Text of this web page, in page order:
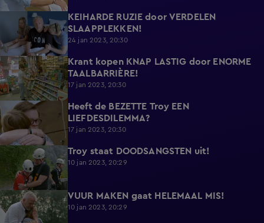
KEIHARDE RUZIE door VERDELEN
SLAAPPLEKKEN!
24 jan 2023, 20:30
11:51
Krant kopen KNAP LASTIG door ENORME
TAALBARRIÈRE!
17 jan 2023, 20:30
5:48
Heeft de BEZETTE Troy EEN
LIEFDESDILEMMA?
17 jan 2023, 20:30
Troy staat DOODSANGSTEN uit!
10 jan 2023, 20:29
5:05 VUUR MAKEN gaat HELEMAAL MIS!
10 jan 2023, 20:29